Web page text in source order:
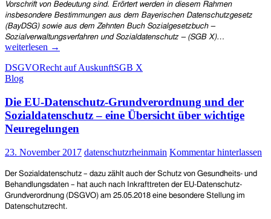
Vorschrift von Bedeutung sind. Erörtert werden in diesem Rahmen
insbesondere Bestimmungen aus dem Bayerischen Datenschutzgesetz
(BayDSG) sowie aus dem Zehnten Buch Sozialgesetzbuch –
Sozialverwaltungsverfahren und Sozialdatenschutz – (SGB X)…
–
zum
Auskunft
der
weiterlesen →
DSGVORecht auf AuskunftSGB X
Blog
Die EU-Datenschutz-Grundverordnung und der
Sozialdatenschutz – eine Übersicht über wichtige
Neuregelungen
23. November 2017 datenschutzrheinmain Kommentar hinterlassen
Der Sozialdatenschutz – dazu zählt auch der Schutz von Gesundheits- und
Behandlungsdaten – hat auch nach Inkrafttreten der EU-Datenschutz-
Grundverordnung (DSGVO) am 25.05.2018 eine besondere Stellung im
Datenschutzrecht.